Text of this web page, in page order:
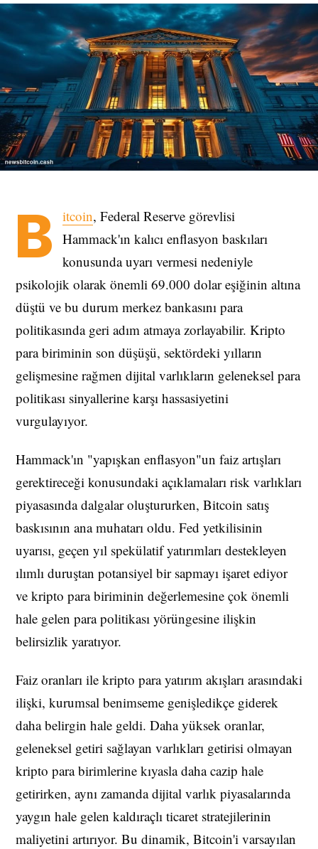
B itcoin, Federal Reserve görevlisi
Hammack'ın kalıcı enflasyon baskıları
konusunda uyarı vermesi nedeniyle
psikolojik olarak önemli 69.000 dolar eşiğinin altına
düştü ve bu durum merkez bankasını para
politikasında geri adım atmaya zorlayabilir. Kripto
para biriminin son düşüşü, sektördeki yılların
gelişmesine rağmen dijital varlıkların geleneksel para
politikası sinyallerine karşı hassasiyetini
vurgulayıyor.
Hammack'ın "yapışkan enflasyon"un faiz artışları
gerektireceği konusundaki açıklamaları risk varlıkları
piyasasında dalgalar oluştururken, Bitcoin satış
baskısının ana muhatarı oldu. Fed yetkilisinin
uyarısı, geçen yıl spekülatif yatırımları destekleyen
ılımlı duruştan potansiyel bir sapmayı işaret ediyor
ve kripto para biriminin değerlemesine çok önemli
hale gelen para politikası yörüngesine ilişkin
belirsizlik yaratıyor.
Faiz oranları ile kripto para yatırım akışları arasındaki
ilişki, kurumsal benimseme genişledikçe giderek
daha belirgin hale geldi. Daha yüksek oranlar,
geleneksel getiri sağlayan varlıkları getirisi olmayan
kripto para birimlerine kıyasla daha cazip hale
getirirken, aynı zamanda dijital varlık piyasalarında
yaygın hale gelen kaldıraçlı ticaret stratejilerinin
maliyetini artırıyor. Bu dinamik, Bitcoin'i varsayılan